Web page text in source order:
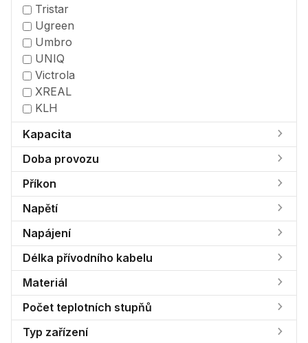
Tristar
Ugreen
Umbro
UNIQ
Victrola
XREAL
KLH
Kapacita
Doba provozu
Příkon
Napětí
Napájení
Délka přívodního kabelu
Materiál
Počet teplotních stupňů
Typ zařízení